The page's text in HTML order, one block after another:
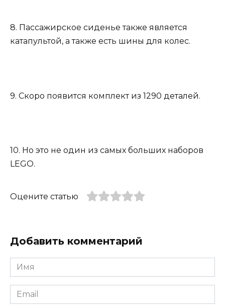
8. Пассажирское сиденье также является
катапультой, а также есть шины для колес.
9. Скоро появится комплект из 1290 деталей.
10. Но это не один из самых больших наборов
LEGO.
Оцените статью
Добавить комментарий
Имя
*
Email
*